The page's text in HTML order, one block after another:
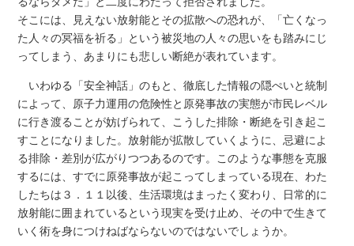
そこには、見えない放射能とその拡散への恐れが、「亡くなっ
た人々の冥福を祈る」という被災地の人々の思いをも踏みにじ
ってしまう、あまりにも悲しい断絶が表れています。
いわゆる「安全神話」のもと、徹底した情報の隠ぺいと統制
によって、原子力運用の危険性と原発事故の実態が市民レベル
に行き渡ることが妨げられて、こうした排除・断絶を引き起こ
すことになりました。放射能が拡散していくように、忌避によ
る排除・差別が広がりつつあるのです。このような事態を克服
するには、すでに原発事故が起こってしまっている現在、わた
したちは３．１１以後、生活環境はまったく変わり、日常的に
放射能に囲まれているという現実を受け止め、その中で生きて
いく術を身につけねばならないのではないでしょうか。